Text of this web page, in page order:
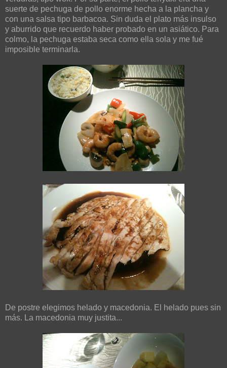
suerte de pechuga de pollo enorme hecha a la plancha y
con una salsa tipo barbacoa. Sin duda el plato más insulso
y aburrido que recuerdo haber probado en un asiático. Para
colmo, la pechuga estaba seca como ella sola y me fué
imposible terminarla.
De postre elegimos helado y macedonia. El helado pues sin
más. La macedonia muy justita...